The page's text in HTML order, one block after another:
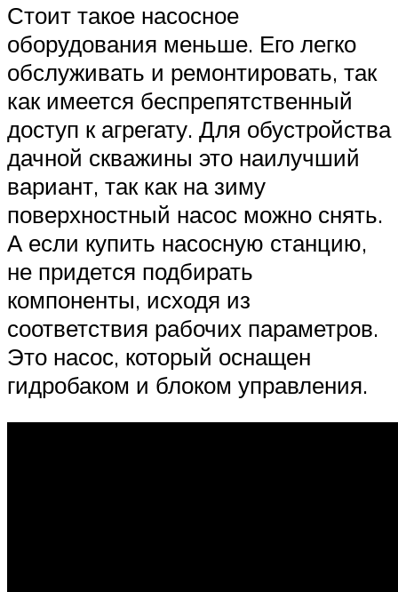
Стоит такое насосное
оборудования меньше. Его легко
обслуживать и ремонтировать, так
как имеется беспрепятственный
доступ к агрегату. Для обустройства
дачной скважины это наилучший
вариант, так как на зиму
поверхностный насос можно снять.
А если купить насосную станцию,
не придется подбирать
компоненты, исходя из
соответствия рабочих параметров.
Это насос, который оснащен
гидробаком и блоком управления.